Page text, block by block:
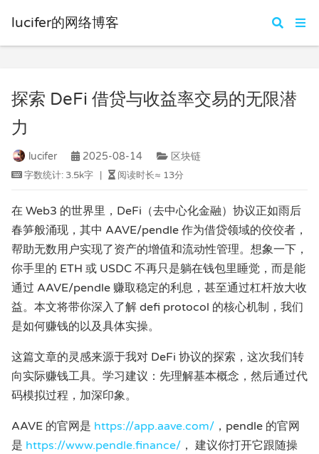
lucifer的网络博客
探索 DeFi 借贷与收益率交易的无限潜
力
lucifer 2025-08-14 区块链
字数统计: 3.5k字 阅读时长≈ 13分
在 Web3 的世界里，DeFi（去中心化金融）协议正如雨后
春笋般涌现，其中 AAVE/pendle 作为借贷领域的佼佼者，
帮助无数用户实现了资产的增值和流动性管理。想象一下，
你手里的 ETH 或 USDC 不再只是躺在钱包里睡觉，而是能
通过 AAVE/pendle 赚取稳定的利息，甚至通过杠杆放大收
益。本文将带你深入了解 defi protocol 的核心机制，我们
是如何赚钱的以及具体实操。
这篇文章的灵感来源于我对 DeFi 协议的探索，这次我们转
向实际赚钱工具。学习建议：先理解基本概念，然后通过代
码模拟过程，加深印象。
AAVE 的官网是 https://app.aave.com/ ，pendle 的官网
是 https://www.pendle.finance/ ， 建议你打开它跟随操